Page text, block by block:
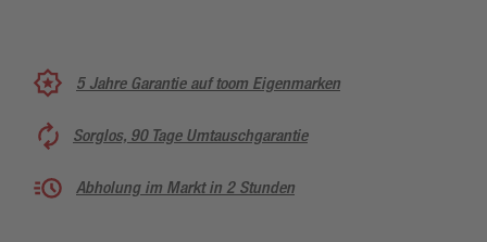
5 Jahre Garantie auf toom Eigenmarken
Sorglos, 90 Tage Umtauschgarantie
Abholung im Markt in 2 Stunden